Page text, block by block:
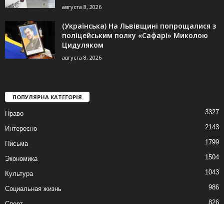
августа 8, 2026
(Українська) На Львівщині попрощалися з
поліцейським полку «Сафарі» Миколою
Цидуляком
августа 8, 2026
ПОПУЛЯРНА КАТЕГОРІЯ
Право 3327
Интересно 2143
Письма 1799
Экономика 1504
Культура 1043
Социальная жизнь 986
826